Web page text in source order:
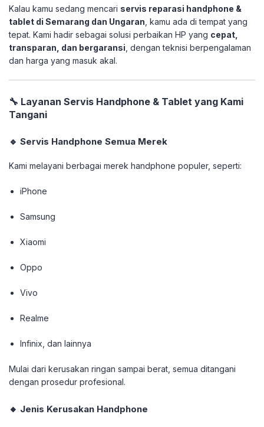
Kalau kamu sedang mencari servis reparasi handphone &
tablet di Semarang dan Ungaran , kamu ada di tempat yang
tepat. Kami hadir sebagai solusi perbaikan HP yang cepat,
transparan, dan bergaransi , dengan teknisi berpengalaman
dan harga yang masuk akal.
🔧 Layanan Servis Handphone & Tablet yang Kami
Tangani
🔹 Servis Handphone Semua Merek
Kami melayani berbagai merek handphone populer, seperti:
iPhone
Samsung
Xiaomi
Oppo
Vivo
Realme
Infinix, dan lainnya
Mulai dari kerusakan ringan sampai berat, semua ditangani
dengan prosedur profesional.
🔸 Jenis Kerusakan Handphone